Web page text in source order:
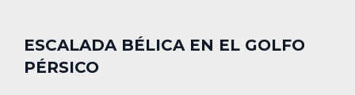
ESCALADA BÉLICA EN EL GOLFO
PÉRSICO